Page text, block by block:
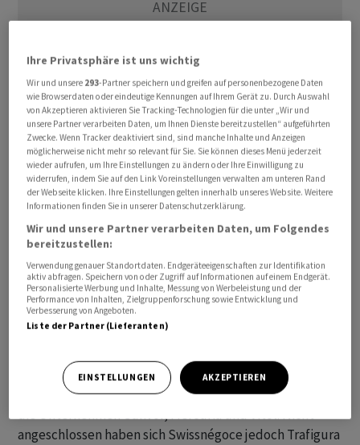
Das Treffen sei für den kommenden Montag geplant,
bestätigte der Verband Suissenégoce am
Mittwochabend der Nachrichtenagentur Keystone-SDA.
Über die Gespräche hatte zuerst die "Neue Zürcher
Zeitung" berichtet.
Es werde eine allgemeine Diskussion zur
Energieversorgung Europas geben, insbesondere in den
nächsten 18 Monaten, schrieb Suissenégoce. Zudem
werde es um die Auswirkungen von Sanktionen auf die
Der Verband vertritt mehr als 190 Mitglieder, darunter
die Unternehmen Gunvor, Mercuria und Vitol. Nicht
angeschlossen haben sich Swissnégoce jedoch Trafigura
Ihre Privatsphäre ist uns wichtig
Wir und unsere 293-Partner speichern und greifen auf personenbezogene Daten
wie Browserdaten oder eindeutige Kennungen auf Ihrem Gerät zu. Durch Auswahl
von Akzeptieren aktivieren Sie Tracking-Technologien für die unter „Wir und
unsere Partner verarbeiten Daten, um Ihnen Dienste bereitzustellen“ aufgeführten
Zwecke. Wenn Tracker deaktiviert sind, sind manche Inhalte und Anzeigen
möglicherweise nicht mehr so relevant für Sie. Sie können dieses Menü jederzeit
wieder aufrufen, um Ihre Einstellungen zu ändern oder Ihre Einwilligung zu
widerrufen, indem Sie auf den Link Voreinstellungen verwalten am unteren Rand
der Webseite klicken. Ihre Einstellungen gelten innerhalb unseres Website. Weitere
Informationen finden Sie in unserer Datenschutzerklärung.
Wir und unsere Partner verarbeiten Daten, um Folgendes
bereitzustellen:
Verwendung genauer Standortdaten. Endgeräteeigenschaften zur Identifikation
aktiv abfragen. Speichern von oder Zugriff auf Informationen auf einem Endgerät.
Personalisierte Werbung und Inhalte, Messung von Werbeleistung und der
Performance von Inhalten, Zielgruppenforschung sowie Entwicklung und
Verbesserung von Angeboten.
Liste der Partner (Lieferanten)
EINSTELLUNGEN AKZEPTIEREN